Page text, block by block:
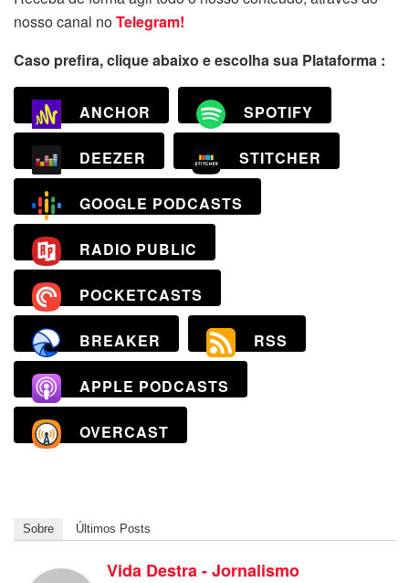
nosso canal noTelegram!
Caso prefira, clique abaixo e escolha sua Plataforma :
ANCHOR SPOTIFY
DEEZER STITCHER
GOOGLE PODCASTS
RADIO PUBLIC
POCKETCASTS
BREAKER RSS
APPLE PODCASTS
OVERCAST
Sobre Últimos Posts
Vida Destra - Jornalismo